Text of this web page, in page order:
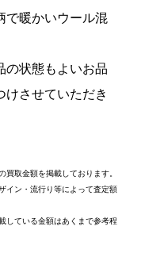
で暖かいウール混
の状態もよいお品
けさせていただき
買取金額を掲載しております。
イン・流行り等によって査定額
している金額はあくまで参考程